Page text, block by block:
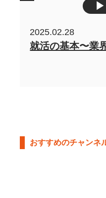
▶︎
2025.02.28
就活の基本〜業
おすすめのチャンネ